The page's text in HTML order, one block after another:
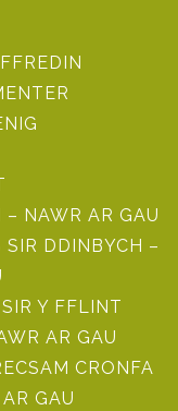
NAWR AR GAU
DDINBYCH –
Y FFLINT
AR GAU
CRONFA
GAU